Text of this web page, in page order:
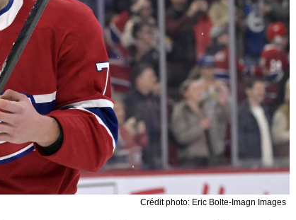
Crédit photo: Eric Bolte-Imagn Images